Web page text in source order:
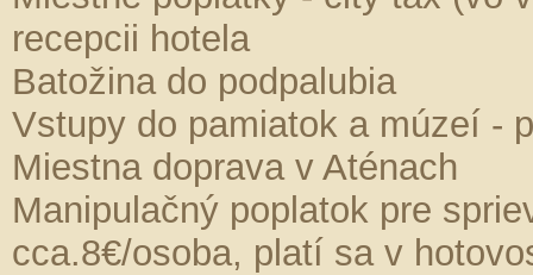
recepcii hotela
Batožina do podpalubia
Vstupy do pamiatok a múzeí -
Miestna doprava v Aténach
Manipulačný poplatok pre
cca.8€/osoba, platí sa v